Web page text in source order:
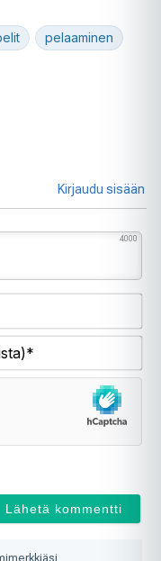
pelaaminen
Kirjaudu sisään
4000
ei